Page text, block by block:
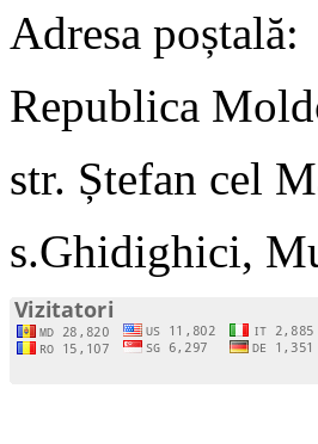
Adresa poștală:
Republica
str. Ștefan cel
s.Ghidighici,